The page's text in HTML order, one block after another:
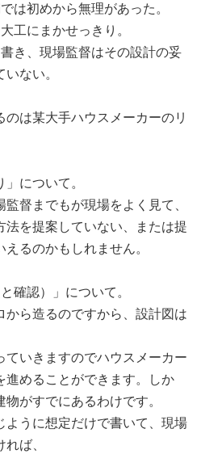
は初めから無理があった。
工にまかせっきり。
き、現場監督はその設計の妥
ない。
は某大手ハウスメーカーのリ
について。
督までもが現場をよく見て、
法を提案していない、または提
るのかもしれません。
確認）」について。
から造るのですから、設計図は
ていきますのでハウスメーカー
進めることができます。しか
がすでにあるわけです。
ように想定だけで書いて、現場
ば、